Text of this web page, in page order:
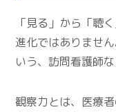
「見る」から「聴
進化ではありませ
いう、訪問看護師
観察力とは、医療